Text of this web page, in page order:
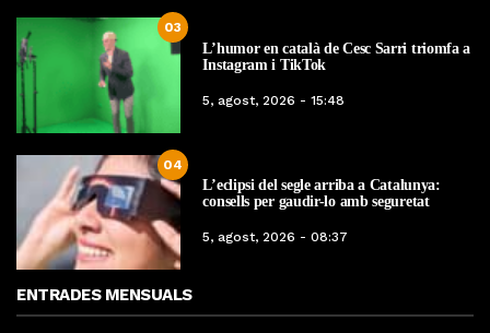
03
L’humor en català de Cesc Sarri triomfa a
Instagram i TikTok
5, agost, 2026 - 15:48
04
L’eclipsi del segle arriba a Catalunya:
consells per gaudir-lo amb seguretat
5, agost, 2026 - 08:37
ENTRADES MENSUALS